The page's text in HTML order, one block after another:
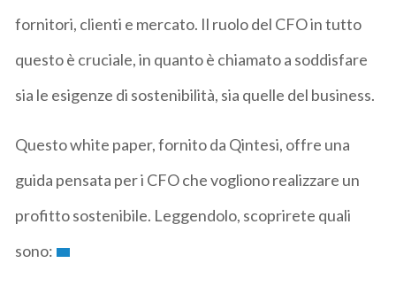
fornitori, clienti e mercato. Il ruolo del CFO in tutto
questo è cruciale, in quanto è chiamato a soddisfare
sia le esigenze di sostenibilità, sia quelle del business.
Questo white paper, fornito da Qintesi, offre una
guida pensata per i CFO che vogliono realizzare un
profitto sostenibile. Leggendolo, scoprirete quali
sono: